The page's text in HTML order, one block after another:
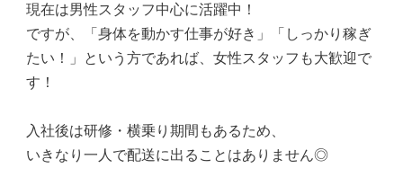
現在は男性スタッフ中心に活躍中！
ですが、「身体を動かす仕事が好き」「しっかり稼ぎ
たい！」という方であれば、女性スタッフも大歓迎で
す！
入社後は研修・横乗り期間もあるため、
いきなり一人で配送に出ることはありません◎